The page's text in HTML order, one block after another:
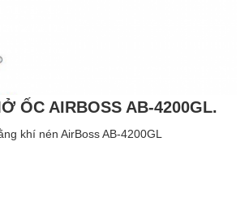
ỐC AIRBOSS AB-4200GL.
khí nén AirBoss AB-4200GL